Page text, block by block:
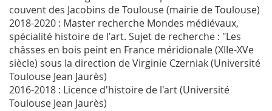
couvent des Jacobins de Toulouse (mairie de Toulouse)
2018-2020 : Master recherche Mondes médiévaux,
spécialité histoire de l'art. Sujet de recherche : "Les
châsses en bois peint en France méridionale (XIIe-XVe
siècle) sous la direction de Virginie Czerniak (Université
Toulouse Jean Jaurès)
2016-2018 : Licence d'histoire de l'art (Université
Toulouse Jean Jaurès)